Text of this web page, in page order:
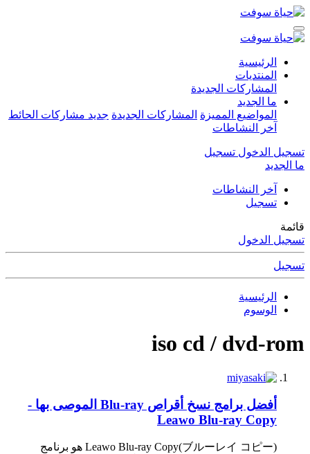
الرئيسية
المنتديات
المشاركات الجديدة
ما الجديد
المواضيع المميزة المشاركات الجديدة جديد مشاركات الحائط
آخر النشاطات
تسجيل الدخول تسجيل
ما الجديد
آخر النشاطات
تسجيل
قائمة
تسجيل الدخول
تسجيل
الرئيسية
الوسوم
iso cd / dvd-rom
أفضل برامج نسخ أقراص Blu-ray الموصى بها -
Leawo Blu-ray Copy
(ブルーレイ コピー)Leawo Blu-ray Copy هو برنامج